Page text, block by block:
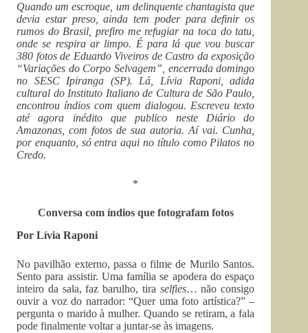
Quando um escroque, um delinquente chantagista que
devia estar preso, ainda tem poder para definir os
rumos do Brasil, prefiro me refugiar na toca do tatu,
onde se respira ar limpo. É para lá que vou buscar
380 fotos de Eduardo Viveiros de Castro da exposição
“Variações do Corpo Selvagem”, encerrada domingo
no SESC Ipiranga (SP). Lá, Lívia Raponi, adida
cultural do Instituto Italiano de Cultura de São Paulo,
encontrou índios com quem dialogou. Escreveu texto
até agora inédito que publico neste Diário do
Amazonas, com fotos de sua autoria. Aí vai. Cunha,
por enquanto, só entra aqui no título como Pilatos no
Credo.
*
Conversa com índios que fotografam fotos
Por Lívia Raponi
No pavilhão externo, passa o filme de Murilo Santos.
Sento para assistir. Uma família se apodera do espaço
inteiro da sala, faz barulho, tira selfies… não consigo
ouvir a voz do narrador: “Quer uma foto artística?” –
pergunta o marido à mulher. Quando se retiram, a fala
pode finalmente voltar a juntar-se às imagens.